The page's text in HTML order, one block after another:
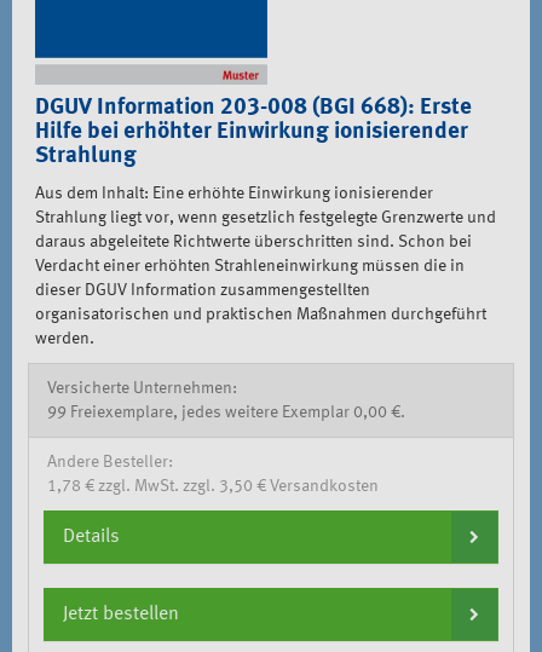
DGUV Information 203-008 (BGI 668): Erste
Hilfe bei erhöhter Einwirkung ionisierender
Strahlung
Aus dem Inhalt: Eine erhöhte Einwirkung ionisierender
Strahlung liegt vor, wenn gesetzlich festgelegte Grenzwerte und
daraus abgeleitete Richtwerte überschritten sind. Schon bei
Verdacht einer erhöhten Strahleneinwirkung müssen die in
dieser DGUV Information zusammengestellten
organisatorischen und praktischen Maßnahmen durchgeführt
werden.
Versicherte Unternehmen:
99 Freiexemplare, jedes weitere Exemplar 0,00 €.
Andere Besteller:
1,78 € zzgl. MwSt. zzgl. 3,50 € Versandkosten
Details
Jetzt bestellen